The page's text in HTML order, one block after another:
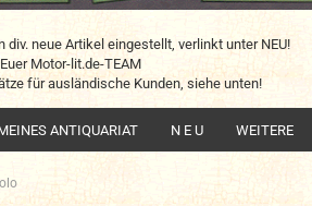
div. neue Artikel eingestellt, verlinkt unter NEU!
Euer Motor-lit.de-TEAM
für ausländische Kunden, siehe unten!
ANTIQUARIAT N E U WEITERE